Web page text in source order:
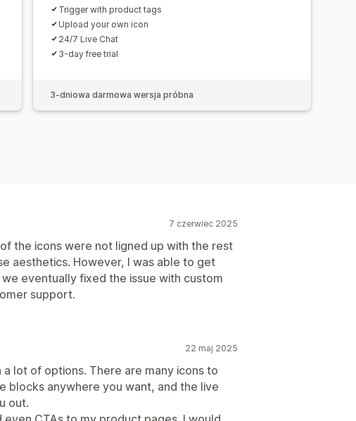
Trigger with product tags
Upload your own icon
24/7 Live Chat
3-day free trial
3-dniowa darmowa wersja próbna
7 czerwiec 2025
the icons were not ligned up with the rest
aesthetics. However, I was able to get
eventually fixed the issue with custom
support.
22 maj 2025
lot of options. There are many icons to
blocks anywhere you want, and the live
out.